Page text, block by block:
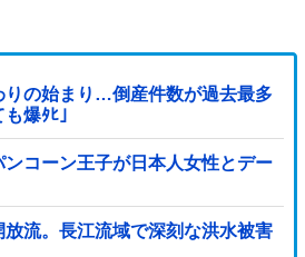
りの始まり…倒産件数が過去最多
爆ﾀﾋ」
ンコーン王子が日本人女性とデー
流。長江流域で深刻な洪水被害